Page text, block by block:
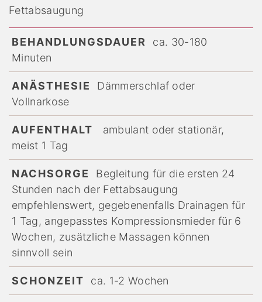
Fettabsaugung
BEHANDLUNGSDAUER
ca. 30-180
Minuten
ANÄSTHESIE
Dämmerschlaf oder
Vollnarkose
AUFENTHALT
ambulant oder stationär,
meist 1 Tag
NACHSORGE
Begleitung für die ersten 24
Stunden nach der Fettabsaugung
empfehlenswert, gegebenenfalls Drainagen für
1 Tag, angepasstes Kompressionsmieder für 6
Wochen, zusätzliche Massagen können
sinnvoll sein
SCHONZEIT ca. 1-2 Wochen